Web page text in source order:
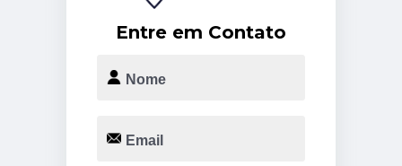
Entre em Contato